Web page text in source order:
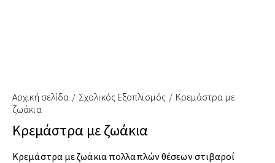
Αρχική σελίδα Σχολικός Εξοπλισμός
Κρεμάστρα με
ζωάκια
Κρεμάστρα με ζωάκια
Κρεμάστρα με ζωάκια πολλαπλών θέσεων στιβαροί